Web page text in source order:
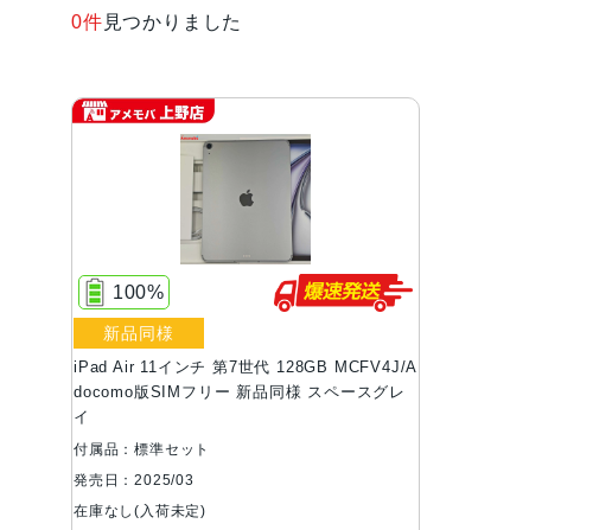
0件 見つかりました
iPad Air 11インチ 第7世代 128GB MCFV4J/A
docomo版SIMフリー 新品同様 スペースグレ
イ
100%
新品同様
付属品：標準セット
発売日：2025/03
在庫なし(入荷未定)